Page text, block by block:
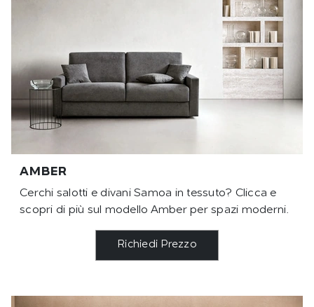
AMBER
Cerchi salotti e divani Samoa in tessuto? Clicca e
scopri di più sul modello Amber per spazi moderni.
Richiedi Prezzo